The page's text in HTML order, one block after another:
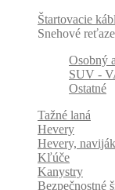
Štartovacie
Snehové reťaze
Osobný
SUV -
Ostatné
Tažné laná
Hevery
Hevery,
Kľúče
Kanystry
Bezpečnostné